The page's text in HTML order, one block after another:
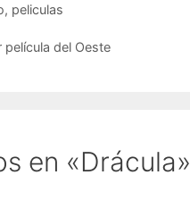
, peliculas
película del Oeste
en «Drácula»